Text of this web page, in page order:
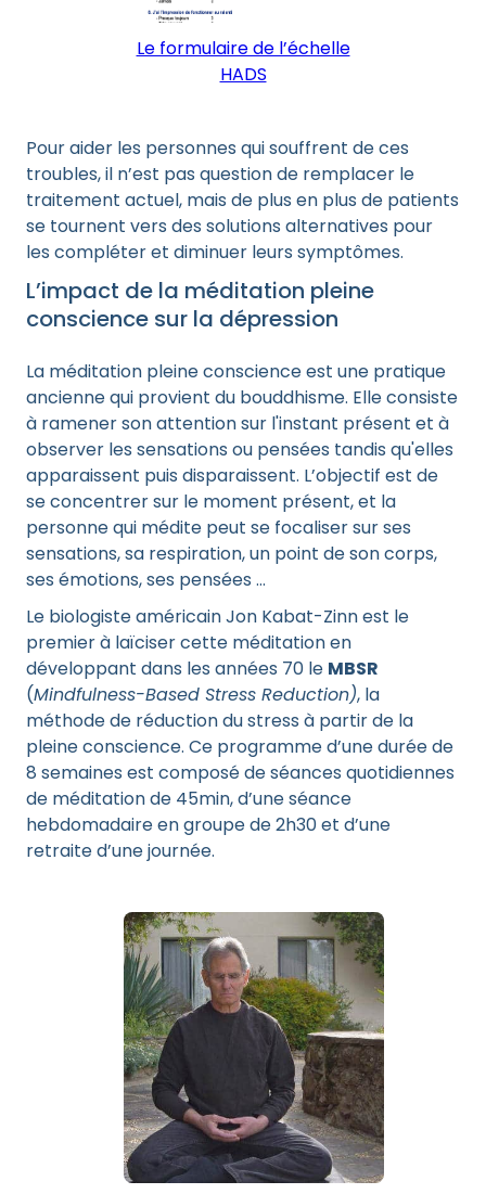
Le formulaire de l’échelle
HADS
Pour aider les personnes qui souffrent de ces
troubles, il n’est pas question de remplacer le
traitement actuel, mais de plus en plus de patients
se tournent vers des solutions alternatives pour
les compléter et diminuer leurs symptômes.
L’impact de la méditation pleine
conscience sur la dépression
La méditation pleine conscience est une pratique
ancienne qui provient du bouddhisme. Elle consiste
à ramener son attention sur l'instant présent et à
observer les sensations ou pensées tandis qu'elles
apparaissent puis disparaissent. L’objectif est de
se concentrer sur le moment présent, et la
personne qui médite peut se focaliser sur ses
sensations, sa respiration, un point de son corps,
ses émotions, ses pensées …
Le biologiste américain Jon Kabat-Zinn est le
premier à laïciser cette méditation en
développant dans les années 70 le MBSR
(Mindfulness-Based Stress Reduction), la
méthode de réduction du stress à partir de la
pleine conscience. Ce programme d’une durée de
8 semaines est composé de séances quotidiennes
de méditation de 45min, d’une séance
hebdomadaire en groupe de 2h30 et d’une
retraite d’une journée.